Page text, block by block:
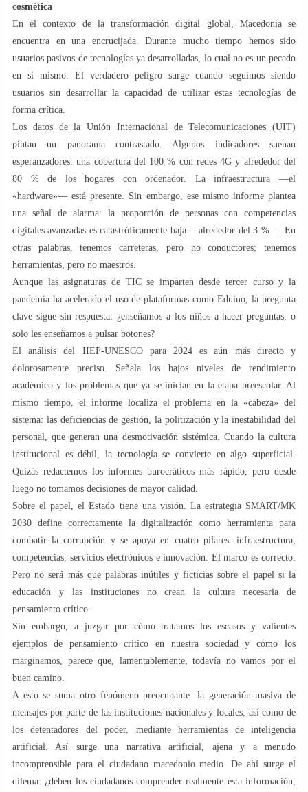
cosmética
En el contexto de la transformación digital global, Macedonia se
encuentra en una encrucijada. Durante mucho tiempo hemos sido
usuarios pasivos de tecnologías ya desarrolladas, lo cual no es un pecado
en sí mismo. El verdadero peligro surge cuando seguimos siendo
usuarios sin desarrollar la capacidad de utilizar estas tecnologías de
forma crítica.
Los datos de la Unión Internacional de Telecomunicaciones (UIT)
pintan un panorama contrastado. Algunos indicadores suenan
esperanzadores: una cobertura del 100 % con redes 4G y alrededor del
80 % de los hogares con ordenador. La infraestructura —el
«hardware»— está presente. Sin embargo, ese mismo informe plantea
una señal de alarma: la proporción de personas con competencias
digitales avanzadas es catastróficamente baja —alrededor del 3 %—. En
otras palabras, tenemos carreteras, pero no conductores; tenemos
herramientas, pero no maestros.
Aunque las asignaturas de TIC se imparten desde tercer curso y la
pandemia ha acelerado el uso de plataformas como Eduino, la pregunta
clave sigue sin respuesta: ¿enseñamos a los niños a hacer preguntas, o
solo les enseñamos a pulsar botones?
El análisis del IIEP-UNESCO para 2024 es aún más directo y
dolorosamente preciso. Señala los bajos niveles de rendimiento
académico y los problemas que ya se inician en la etapa preescolar. Al
mismo tiempo, el informe localiza el problema en la «cabeza» del
sistema: las deficiencias de gestión, la politización y la inestabilidad del
personal, que generan una desmotivación sistémica. Cuando la cultura
institucional es débil, la tecnología se convierte en algo superficial.
Quizás redactemos los informes burocráticos más rápido, pero desde
luego no tomamos decisiones de mayor calidad.
Sobre el papel, el Estado tiene una visión. La estrategia SMART/MK
2030 define correctamente la digitalización como herramienta para
combatir la corrupción y se apoya en cuatro pilares: infraestructura,
competencias, servicios electrónicos e innovación. El marco es correcto.
Pero no será más que palabras inútiles y ficticias sobre el papel si la
educación y las instituciones no crean la cultura necesaria de
pensamiento crítico.
Sin embargo, a juzgar por cómo tratamos los escasos y valientes
ejemplos de pensamiento crítico en nuestra sociedad y cómo los
marginamos, parece que, lamentablemente, todavía no vamos por el
buen camino.
A esto se suma otro fenómeno preocupante: la generación masiva de
mensajes por parte de las instituciones nacionales y locales, así como de
los detentadores del poder, mediante herramientas de inteligencia
artificial. Así surge una narrativa artificial, ajena y a menudo
incomprensible para el ciudadano macedonio medio. De ahí surge el
dilema: ¿deben los ciudadanos comprender realmente esta información,